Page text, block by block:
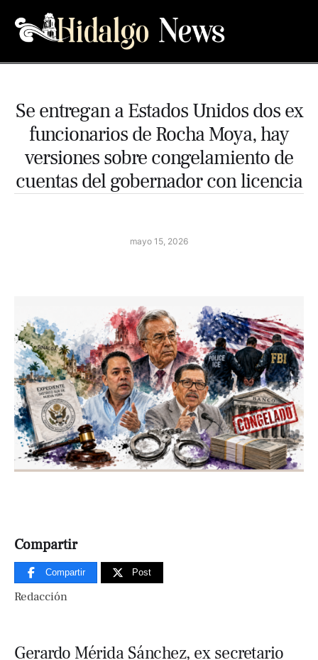
Se entregan a Estados Unidos dos ex
funcionarios de Rocha Moya, hay
versiones sobre congelamiento de
cuentas del gobernador con licencia
mayo 15, 2026
Compartir
Compartir Post
Redacción
Gerardo Mérida Sánchez, ex secretario